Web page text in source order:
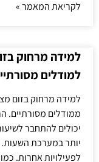
לקריאת המאמר »
למידה מרחוק
למודלים
למידה מרחוק בזום
ממודלים מסורתיים.
יכולים להתחבר
יותר במערכת
לפעילויות אחרות.